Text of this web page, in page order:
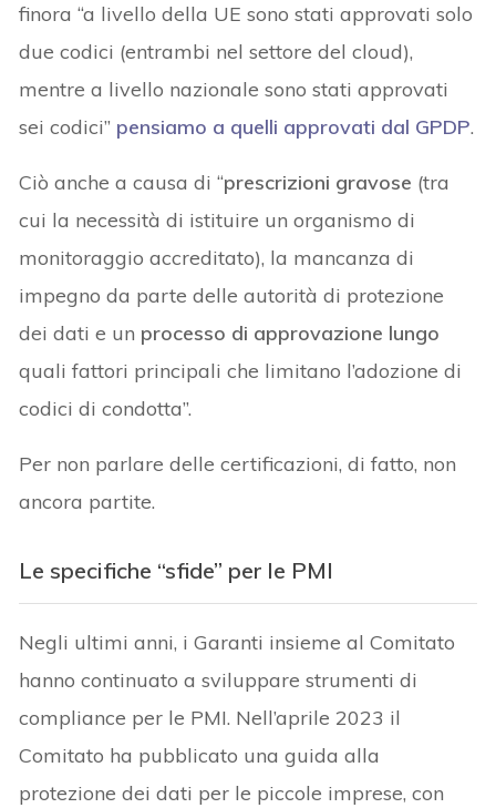
finora “a livello della UE sono stati approvati solo
due codici (entrambi nel settore del cloud),
mentre a livello nazionale sono stati approvati
sei codici” pensiamo a quelli approvati dal GPDP.
Ciò anche a causa di “prescrizioni gravose (tra
cui la necessità di istituire un organismo di
monitoraggio accreditato), la mancanza di
impegno da parte delle autorità di protezione
dei dati e un processo di approvazione lungo
quali fattori principali che limitano l’adozione di
codici di condotta”.
Per non parlare delle certificazioni, di fatto, non
ancora partite.
Le specifiche “sfide” per le PMI
Negli ultimi anni, i Garanti insieme al Comitato
hanno continuato a sviluppare strumenti di
compliance per le PMI. Nell’aprile 2023 il
Comitato ha pubblicato una guida alla
protezione dei dati per le piccole imprese, con